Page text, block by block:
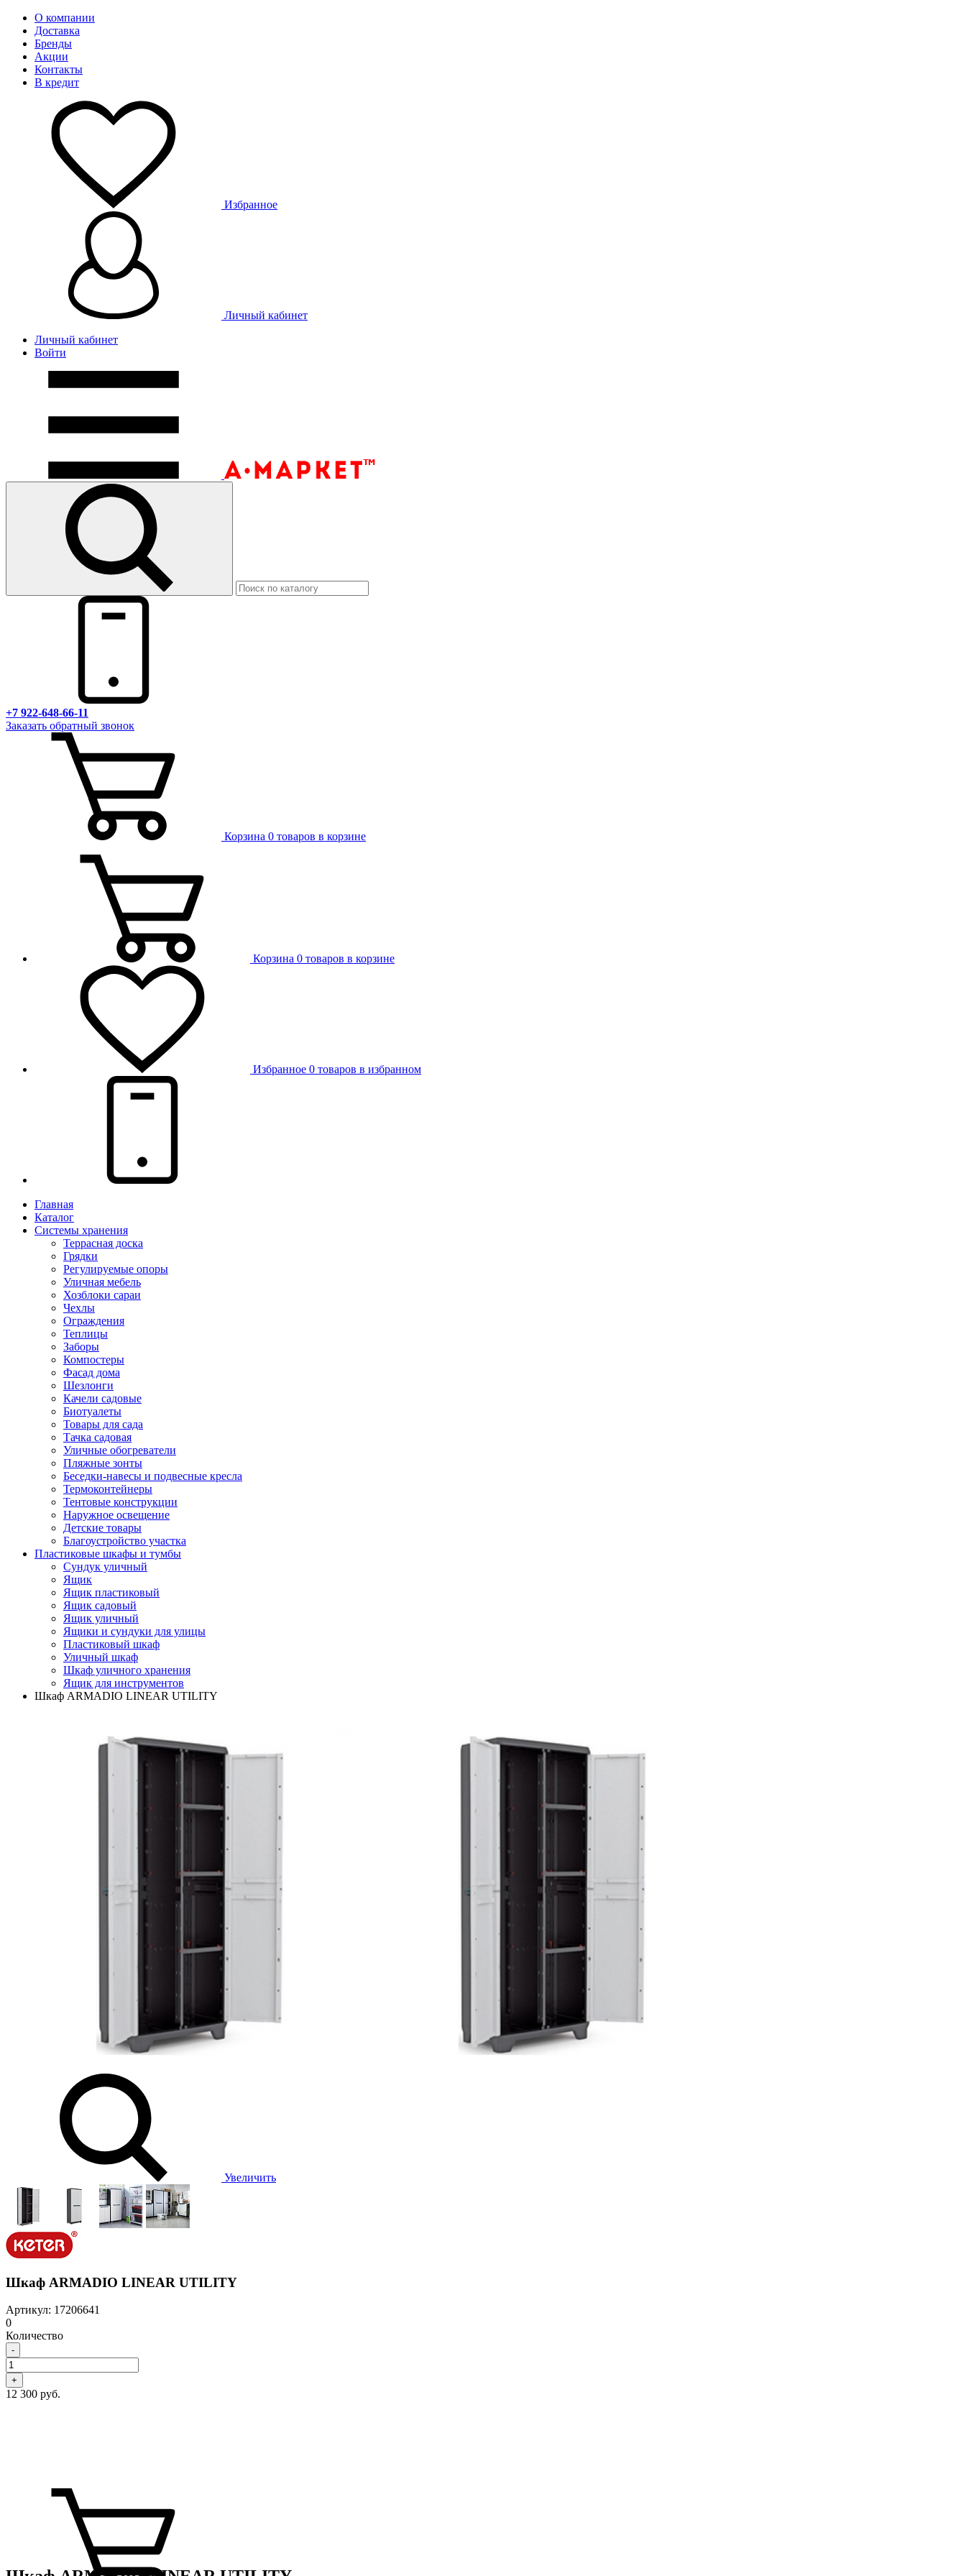
О компании
Доставка
Бренды
Акции
Контакты
В кредит
Избранное
Личный кабинет
Личный кабинет
Войти
+7 922-648-66-11
Заказать обратный звонок
Корзина 0 товаров в корзине
Корзина 0 товаров в корзине
Избранное 0 товаров в избранном
Главная
Каталог
Системы хранения
Террасная доска
Грядки
Регулируемые опоры
Уличная мебель
Хозблоки сараи
Чехлы
Ограждения
Теплицы
Заборы
Компостеры
Фасад дома
Шезлонги
Качели садовые
Биотуалеты
Товары для сада
Тачка садовая
Уличные обогреватели
Пляжные зонты
Беседки-навесы и подвесные кресла
Термоконтейнеры
Тентовые конструкции
Наружное освещение
Детские товары
Благоустройство участка
Пластиковые шкафы и тумбы
Сундук уличный
Ящик
Ящик пластиковый
Ящик садовый
Ящик уличный
Ящики и сундуки для улицы
Пластиковый шкаф
Уличный шкаф
Шкаф уличного хранения
Ящик для инструментов
Шкаф ARMADIO LINEAR UTILITY
Увеличить
Шкаф ARMADIO LINEAR UTILITY
Артикул: 17206641
0
Количество
-
+
12 300 руб.